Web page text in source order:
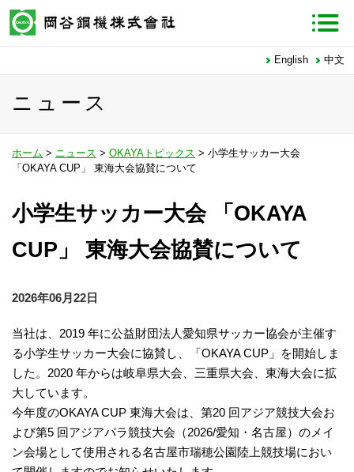
English 中文
ニュース
ホーム > ニュース > OKAYAトピックス > 小学生サッカー大会
「OKAYA CUP」 東海大会協賛について
小学生サッカー大会 「OKAYA
CUP」 東海大会協賛について
2026年06月22日
当社は、2019 年に公益財団法人愛知県サッカー協会が主催す
る小学生サッカー大会に協賛し、「OKAYA CUP」を開始しま
した。2020 年からは岐阜県大会、三重県大会、東海大会に拡
大しています。
今年度のOKAYA CUP 東海大会は、第20 回アジア競技大会お
よび第5 回アジアパラ競技大会（2026/愛知・名古屋）のメイ
ン会場として使用される名古屋市瑞穂公園陸上競技場におい